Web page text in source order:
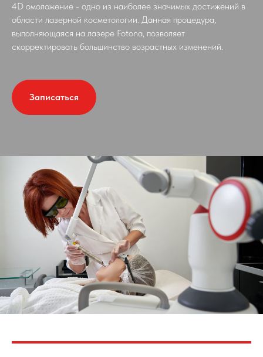
4D омоложение - одно из наиболее значимых достижений в
области лазерной косметологии. Данная процедура,
выполняющаяся на лазере Fotona, позволяет
скорректировать большинство возрастных изменений.
Записаться